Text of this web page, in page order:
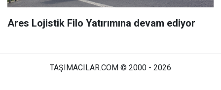
Ares Lojistik Filo Yatırımına devam ediyor
TAŞIMACILAR.COM © 2000 - 2026